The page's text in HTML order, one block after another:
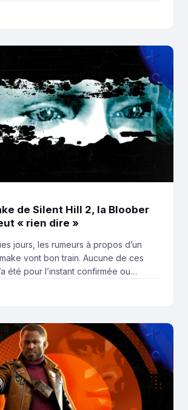
en avant dans un futur
[…]
de Silent Hill 2, la Bloober
« rien dire »
jours, les rumeurs à propos d’un
vont bon train. Aucune de ces
été pour l’instant confirmée ou
le CEO de Bloober Team, studio